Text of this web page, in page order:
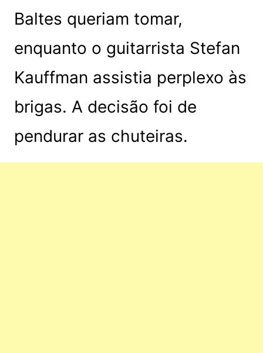
Baltes queriam tomar,
enquanto o guitarrista Stefan
Kauffman assistia perplexo às
brigas. A decisão foi de
pendurar as chuteiras.